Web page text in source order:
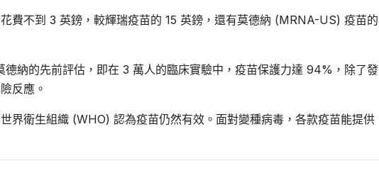
費不到 3 英鎊，較輝瑞疫苗的 15 英鎊，還有莫德納 (MRNA-US) 疫苗的
納的先前評估，即在 3 萬人的臨床實驗中，疫苗保護力達 94%，除了發
反應。
界衛生組織 (WHO) 認為疫苗仍然有效。面對變種病毒，各款疫苗能提供